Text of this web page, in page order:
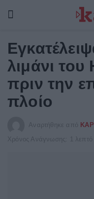
λιμάνι του
πριν την
πλοίο
Αναρτήθηκε από
Χρόνος Ανάγνωσης: 1 λεπτό